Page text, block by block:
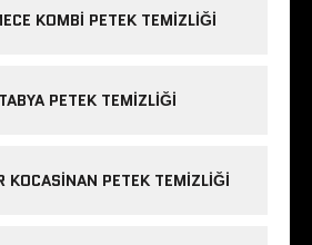
KOMBI PETEK TEMIZLIĞI
PETEK TEMIZLIĞI
KOCASINAN PETEK TEMIZLIĞI